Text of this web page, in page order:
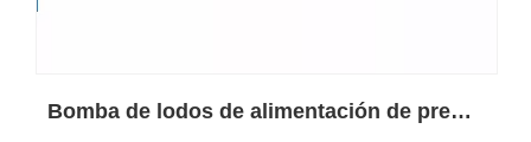
Bomba de lodos de alimentación de prensa de filtro por mayor